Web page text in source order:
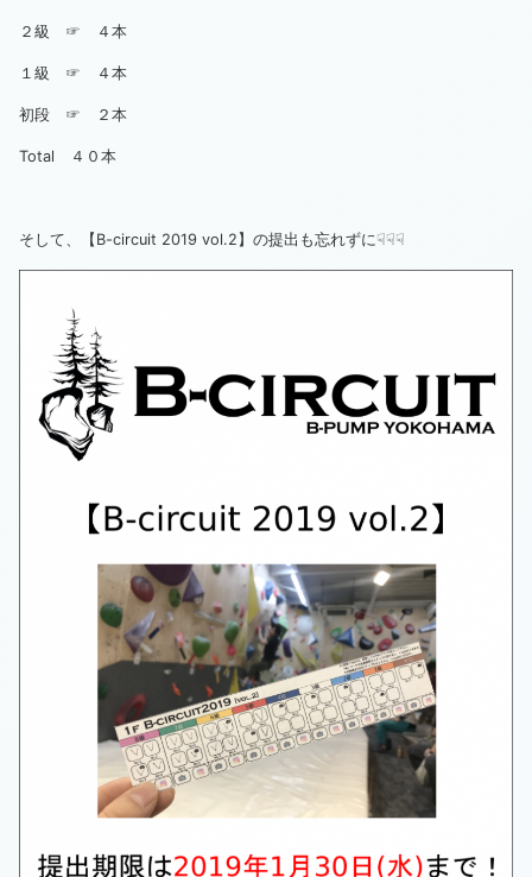
２級 ☞ ４本
１級 ☞ ４本
初段 ☞ ２本
Total ４０本
そして、【B-circuit 2019 vol.2】の提出も忘れずに☟☟☟